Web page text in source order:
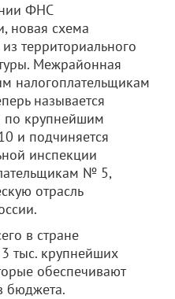
ФНС
новая схема
территориального
​Межрайонная
налогоплательщикам
называется
по крупнейшим
и подчиняется
инспекции
№ 5,
отрасль
в стране
тыс. крупнейших
обеспечивают
бюджета.